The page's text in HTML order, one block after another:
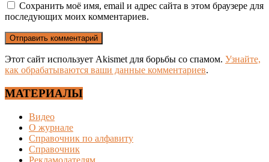
Сохранить моё имя, email и адрес сайта в этом браузере для
последующих моих комментариев.
Этот сайт использует Akismet для борьбы со спамом. Узнайте,
как обрабатываются ваши данные комментариев.
МАТЕРИАЛЫ
Видео
О журнале
Справочник по алфавиту
Справочник
Рекламодателям